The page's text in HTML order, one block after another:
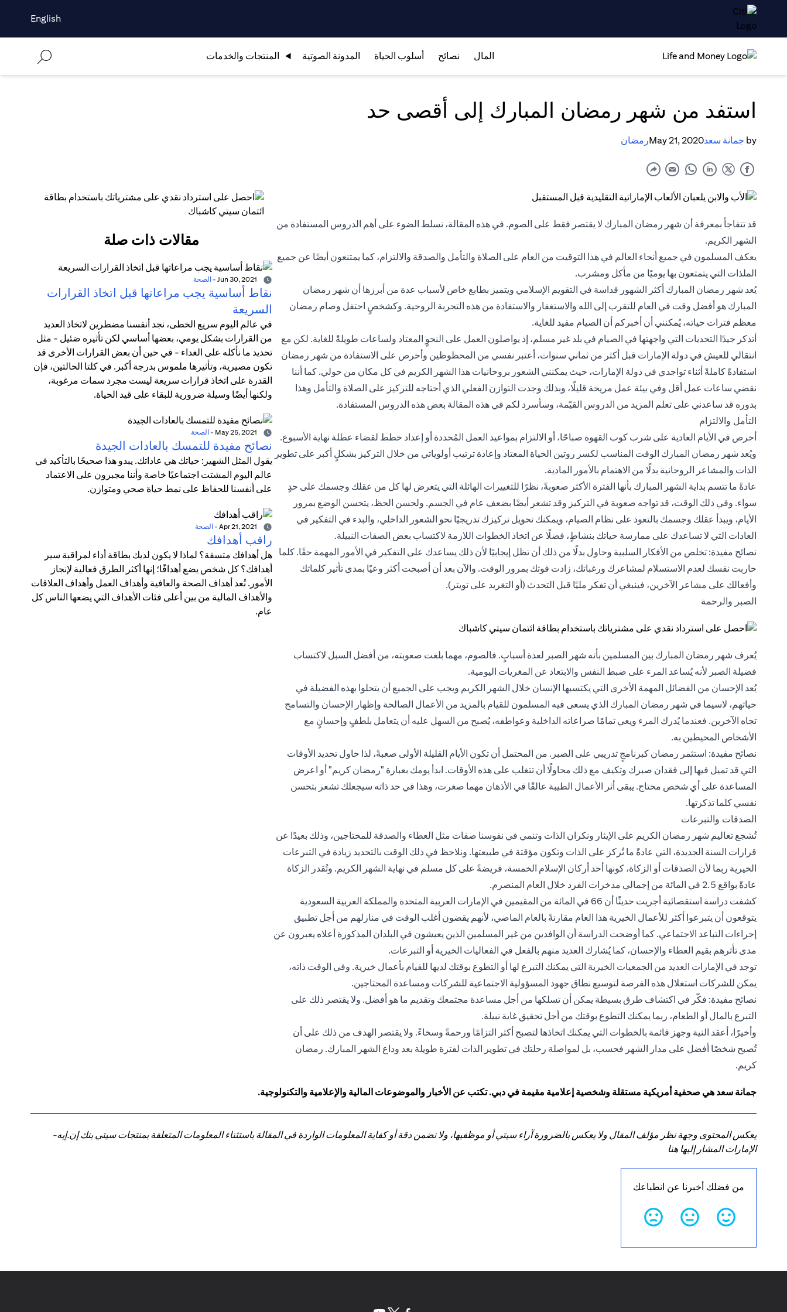
English
المال نصائح أسلوب الحياة المدونة الصوتية المنتجات والخدمات
استفد من شهر رمضان المبارك إلى أقصى حد
by جمانة سعدMay 21, 2020رمضان
قد تتفاجأ بمعرفة أن شهر رمضان المبارك لا يقتصر فقط على الصوم. في هذه المقالة، نسلط الضوء على أهم الدروس المستفادة من
الشهر الكريم.
يعكف المسلمون في جميع أنحاء العالم في هذا التوقيت من العام على الصلاة والتأمل والصدقة والالتزام، كما يمتنعون أيضًا عن جميع
الملذات التي يتمتعون بها يوميًا من مأكل ومشرب.
يُعد شهر رمضان المبارك أكثر الشهور قداسة في التقويم الإسلامي ويتميز بطابع خاص لأسباب عدة من أبرزها أن شهر رمضان
المبارك هو أفضل وقت في العام للتقرب إلى الله والاستغفار والاستفادة من هذه التجربة الروحية. وكشخصٍ احتفل وصام رمضان
معظم فترات حياته، يُمكنني أن أخبركم أن الصيام مفيد للغاية.
أتذكر جيدًا التحديات التي واجهتها في الصيام في بلد غير مسلم، إذ يواصلون العمل على النحوٍ المعتاد ولساعات طويلةً للغاية. لكن مع
انتقالي للعيش في دولة الإمارات قبل أكثر من ثماني سنوات، أعتبر نفسي من المحظوظين وأحرص على الاستفادة من شهر رمضان
استفادةً كاملةً أثناء تواجدي في دولة الإمارات، حيث يمكنني الشعور بروحانيات هذا الشهر الكريم في كل مكان من حولي. كما أننا
نقضي ساعات عمل أقل وفي بيئة عمل مريحة قليلًا، وبذلك وجدت التوازن الفعلي الذي أحتاجه للتركيز على الصلاة والتأمل وهذا
بدوره قد ساعدني على تعلم المزيد من الدروس القيّمة، وسأسرد لكم في هذه المقالة بعض هذه الدروس المستفادة.
التأمل والالتزام
أحرص في الأيام العادية على شرب كوب القهوة صباحًا، أو الالتزام بمواعيد العمل المُحددة أو إعداد خطط لقضاء عطلة نهاية الأسبوع.
ويُعد شهر رمضان المبارك الوقت المناسب لكسر روتين الحياة المعتاد وإعادة ترتيب أولوياتي من خلال التركيز بشكلٍ أكبر على تطوير
الذات والمشاعر الروحانية بدلًا من الاهتمام بالأمور المادية.
عادةً ما تتسم بداية الشهر المبارك بأنها الفترة الأكثر صعوبةً، نظرًا للتغييرات الهائلة التي يتعرض لها كل من عقلك وجسمك على حدٍ
سواء. وفي ذلك الوقت، قد تواجه صعوبة في التركيز وقد تشعر أيضًا بضعف عام في الجسم. ولحسن الحظ، يتحسن الوضع بمرور
الأيام، ويبدأ عقلك وجسمك بالتعود على نظام الصيام، ويمكنك تحويل تركيزك تدريجيًا نحو الشعور الداخلي، والبدء في التفكير في
العادات التي لا تساعدك على ممارسة حياتك بنشاطٍ، فضلًا عن اتخاذ الخطوات اللازمة لاكتساب بعض الصفات النبيلة.
نصائح مفيدة: تخلص من الأفكار السلبية وحاول بدلًا من ذلك أن تظل إيجابيًا لأن ذلك يساعدك على التفكير في الأمور المهمة حقًا. كلما
حاربت نفسك لعدم الاستسلام لمشاعرك ورغباتك، زادت قوتك بمرور الوقت. والآن بعد أن أصبحت أكثر وعيًا بمدى تأثير كلماتك
وأفعالك على مشاعر الآخرين، فينبغي أن تفكر مليًا قبل التحدث (أو التغريد على تويتر).
الصبر والرحمة
يُعرف شهر رمضان المبارك بين المسلمين بأنه شهر الصبر لعدة أسبابٍ. فالصوم، مهما بلغت صعوبته، من أفضل السبل لاكتساب
فضيلة الصبر لأنه يُساعد المرء على ضبط النفس والابتعاد عن المغريات اليومية.
يُعد الإحسان من الفضائل المهمة الأخرى التي يكتسبها الإنسان خلال الشهر الكريم ويجب على الجميع أن يتحلوا بهذه الفضيلة في
حياتهم، لاسيما في شهر رمضان المبارك الذي يسعى فيه المسلمون للقيام بالمزيد من الأعمال الصالحة وإظهار الإحسان والتسامح
تجاه الآخرين. فعندما يُدرك المرء ويعي تمامًا صراعاته الداخلية وعواطفه، يُصبح من السهل عليه أن يتعامل بلطفٍ وإحسانٍ مع
الأشخاص المحيطين به.
نصائح مفيدة: استثمر رمضان كبرنامجٍ تدريبي على الصبر. من المحتمل أن تكون الأيام القليلة الأولى صعبةً، لذا حاول تحديد الأوقات
التي قد تميل فيها إلى فقدان صبرك وتكيف مع ذلك محاولًا أن تتغلب على هذه الأوقات. ابدأ يومك بعبارة "رمضان كريم" أو اعرض
المساعدة على أي شخص محتاج. يبقى أثر الأعمال الطيبة عالقًا في الأذهان مهما صغرت، وهذا في حد ذاته سيجعلك تشعر بتحسن
نفسي كلما تذكرتها.
الصدقات والتبرعات
تُشجع تعاليم شهر رمضان الكريم على الإيثار ونكران الذات وتنمي في نفوسنا صفات مثل العطاء والصدقة للمحتاجين، وذلك بعيدًا عن
قرارات السنة الجديدة، التي عادةً ما تُركز على الذات وتكون مؤقتة في طبيعتها. ونلاحظ في ذلك الوقت بالتحديد زيادة في التبرعات
الخيرية ربما لأن الصدقات أو الزكاة، كونها أحد أركان الإسلام الخمسة، فريضةً على كل مسلم في نهاية الشهر الكريم. وتُقدر الزكاة
عادةً بواقع 2.5 في المائة من إجمالي مدخرات الفرد خلال العام المنصرم.
كشفت دراسة استقصائية أجريت حديثًا أن 66 في المائة من المقيمين في الإمارات العربية المتحدة والمملكة العربية السعودية
يتوقعون أن يتبرعوا أكثر للأعمال الخيرية هذا العام مقارنةً بالعام الماضي، لأنهم يقضون أغلب الوقت في منازلهم من أجل تطبيق
إجراءات التباعد الاجتماعي. كما أوضحت الدراسة أن الوافدين من غير المسلمين الذين يعيشون في البلدان المذكورة أعلاه يعبرون عن
مدى تأثرهم بقيم العطاء والإحسان، كما يُشارك العديد منهم بالفعل في الفعاليات الخيرية أو التبرعات.
توجد في الإمارات العديد من الجمعيات الخيرية التي يمكنك التبرع لها أو التطوع بوقتك لديها للقيام بأعمال خيرية. وفي الوقت ذاته،
يمكن للشركات استغلال هذه الفرصة لتوسيع نطاق جهود المسؤولية الاجتماعية للشركات ومساعدة المحتاجين.
نصائح مفيدة: فكّر في اكتشاف طرق بسيطة يمكن أن تسلكها من أجل مساعدة مجتمعك وتقديم ما هو أفضل. ولا يقتصر ذلك على
التبرع بالمال أو الطعام، ربما يمكنك التطوع بوقتك من أجل تحقيق غاية نبيلة.
وأخيرًا، أعقد النية وجهز قائمة بالخطوات التي يمكنك اتخاذها لتصبح أكثر التزامًا ورحمةً وسخاءً. ولا يقتصر الهدف من ذلك على أن
تُصبح شخصًا أفضل على مدار الشهر فحسب، بل لمواصلة رحلتك في تطوير الذات لفترة طويلة بعد وداع الشهر المبارك. رمضان
كريم.
مقالات ذات صلة
- الصحة
نقاط أساسية يجب مراعاتها قبل اتخاذ القرارات
السريعة
في عالم اليوم سريع الخطى، نجد أنفسنا مضطرين لاتخاذ العديد
من القرارات بشكل يومي، بعضها أساسي لكن تأثيره ضئيل - مثل
تحديد ما نأكله على الغداء - في حين أن بعض القرارات الأخرى قد
تكون مصيرية، وتأثيرها ملموس بدرجة أكبر. في كلتا الحالتين، فإن
القدرة على اتخاذ قرارات سريعة ليست مجرد سمات مرغوبة،
ولكنها أيضًا وسيلة ضرورية للبقاء على قيد الحياة.
- الصحة
نصائح مفيدة للتمسك بالعادات الجيدة
يقول المثل الشهير: حياتك هي عاداتك. يبدو هذا صحيحًا بالتأكيد في
عالم اليوم المشتت اجتماعيًا خاصة وأننا مجبرون على الاعتماد
على أنفسنا للحفاظ على نمط حياة صحي ومتوازن.
- الصحة
راقب أهدافك
هل أهدافك متسقة؟ لماذا لا يكون لديك بطاقة أداء لمراقبة سير
أهدافك؟ كل شخص يضع أهدافًا؛ إنها أكثر الطرق فعالية لإنجاز
الأمور. تُعد أهداف الصحة والعافية وأهداف العمل وأهداف العلاقات
والأهداف المالية من بين أعلى فئات الأهداف التي يضعها الناس كل
عام.
جمانة سعد هي صحفية أمريكية مستقلة وشخصية إعلامية مقيمة في دبي. تكتب عن الأخبار والموضوعات المالية والإعلامية والتكنولوجية.
يعكس المحتوى وجهة نظر مؤلف المقال ولا يعكس بالضرورة آراء سيتي أو موظفيها، ولا نضمن دقة أو كفاية المعلومات الواردة في المقالة باستثناء المعلومات المتعلقة بمنتجات سيتي بنك إن.إيه-
الإمارات المشار إليها هنا
من فضلك أخبرنا عن انطباعك